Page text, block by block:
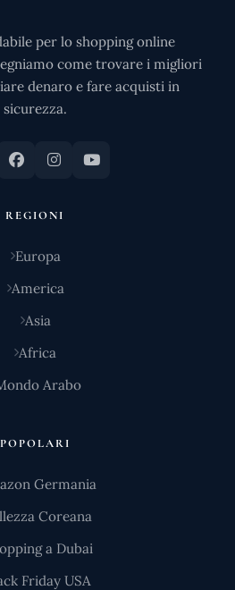
per lo shopping online
come trovare i migliori
denaro e fare acquisti in
sicurezza.
REGIONI
Europa
America
Asia
Africa
Arabo
POPOLARI
Germania
Coreana
a Dubai
Friday USA